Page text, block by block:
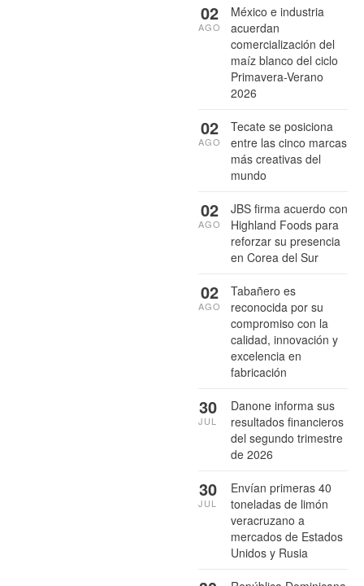
México e industria
acuerdan
comercialización del
maíz blanco del ciclo
Primavera-Verano
2026
02
AGO
Tecate se posiciona
entre las cinco marcas
más creativas del
mundo
02
AGO
JBS firma acuerdo con
Highland Foods para
reforzar su presencia
en Corea del Sur
02
AGO
Tabañero es
reconocida por su
compromiso con la
calidad, innovación y
excelencia en
fabricación
02
AGO
Danone informa sus
resultados financieros
del segundo trimestre
de 2026
30
JUL
Envían primeras 40
toneladas de limón
veracruzano a
mercados de Estados
Unidos y Rusia
30
JUL